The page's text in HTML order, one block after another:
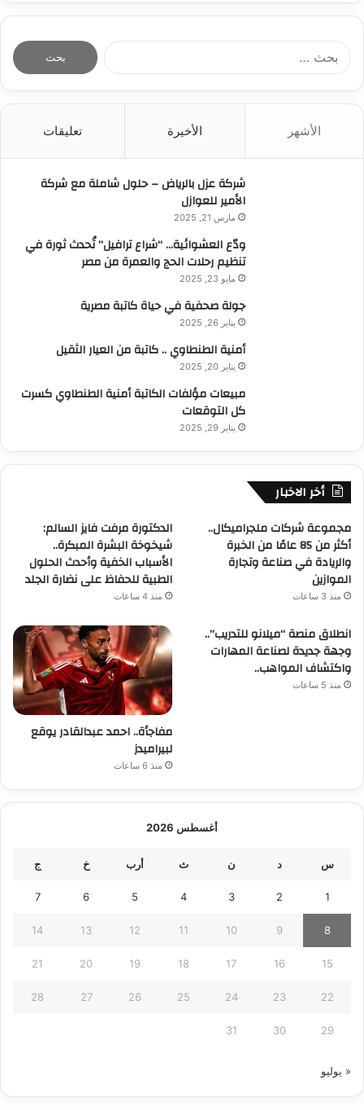
الأشهر الأخيرة تعليقات
شركة عزل بالرياض – حلول شاملة مع شركة
الأمير للعوازل
مارس 21, 2025
ودّع العشوائية… “شراع ترافيل” تُحدث ثورة في
تنظيم رحلات الحج والعمرة من مصر
مايو 23, 2025
جولة صحفية في حياة كاتبة مصرية
يناير 26, 2025
أمنية الطنطاوي .. كاتبة من العيار الثقيل
يناير 20, 2025
مبيعات مؤلفات الكاتبة أمنية الطنطاوي كسرت
كل التوقعات
يناير 29, 2025
أخر الاخبار
مجموعة شركات ملجراميكال..
أكثر من 85 عامًا من الخبرة
والريادة في صناعة وتجارة
الموازين
منذ 3 ساعات
الدكتورة مرفت فايز السالم:
شيخوخة البشرة المبكرة..
الأسباب الخفية وأحدث الحلول
الطبية للحفاظ على نضارة الجلد
منذ 4 ساعات
انطلاق منصة “ميلانو للتدريب”..
وجهة جديدة لصناعة المهارات
واكتشاف المواهب..
منذ 5 ساعات
مفاجأة.. احمد عبدالقادر يوقع
لبيراميدز
منذ 6 ساعات
أغسطس 2026
س د ن ث أرب خ ج
1
2
3
4
5
6
7
8
9
10
11
12
13
14
15
16
17
18
19
20
21
22
23
24
25
26
27
28
29
30
31
« يوليو